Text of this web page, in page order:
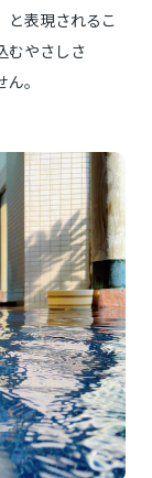
と表現されるこ
むやさしさ
。